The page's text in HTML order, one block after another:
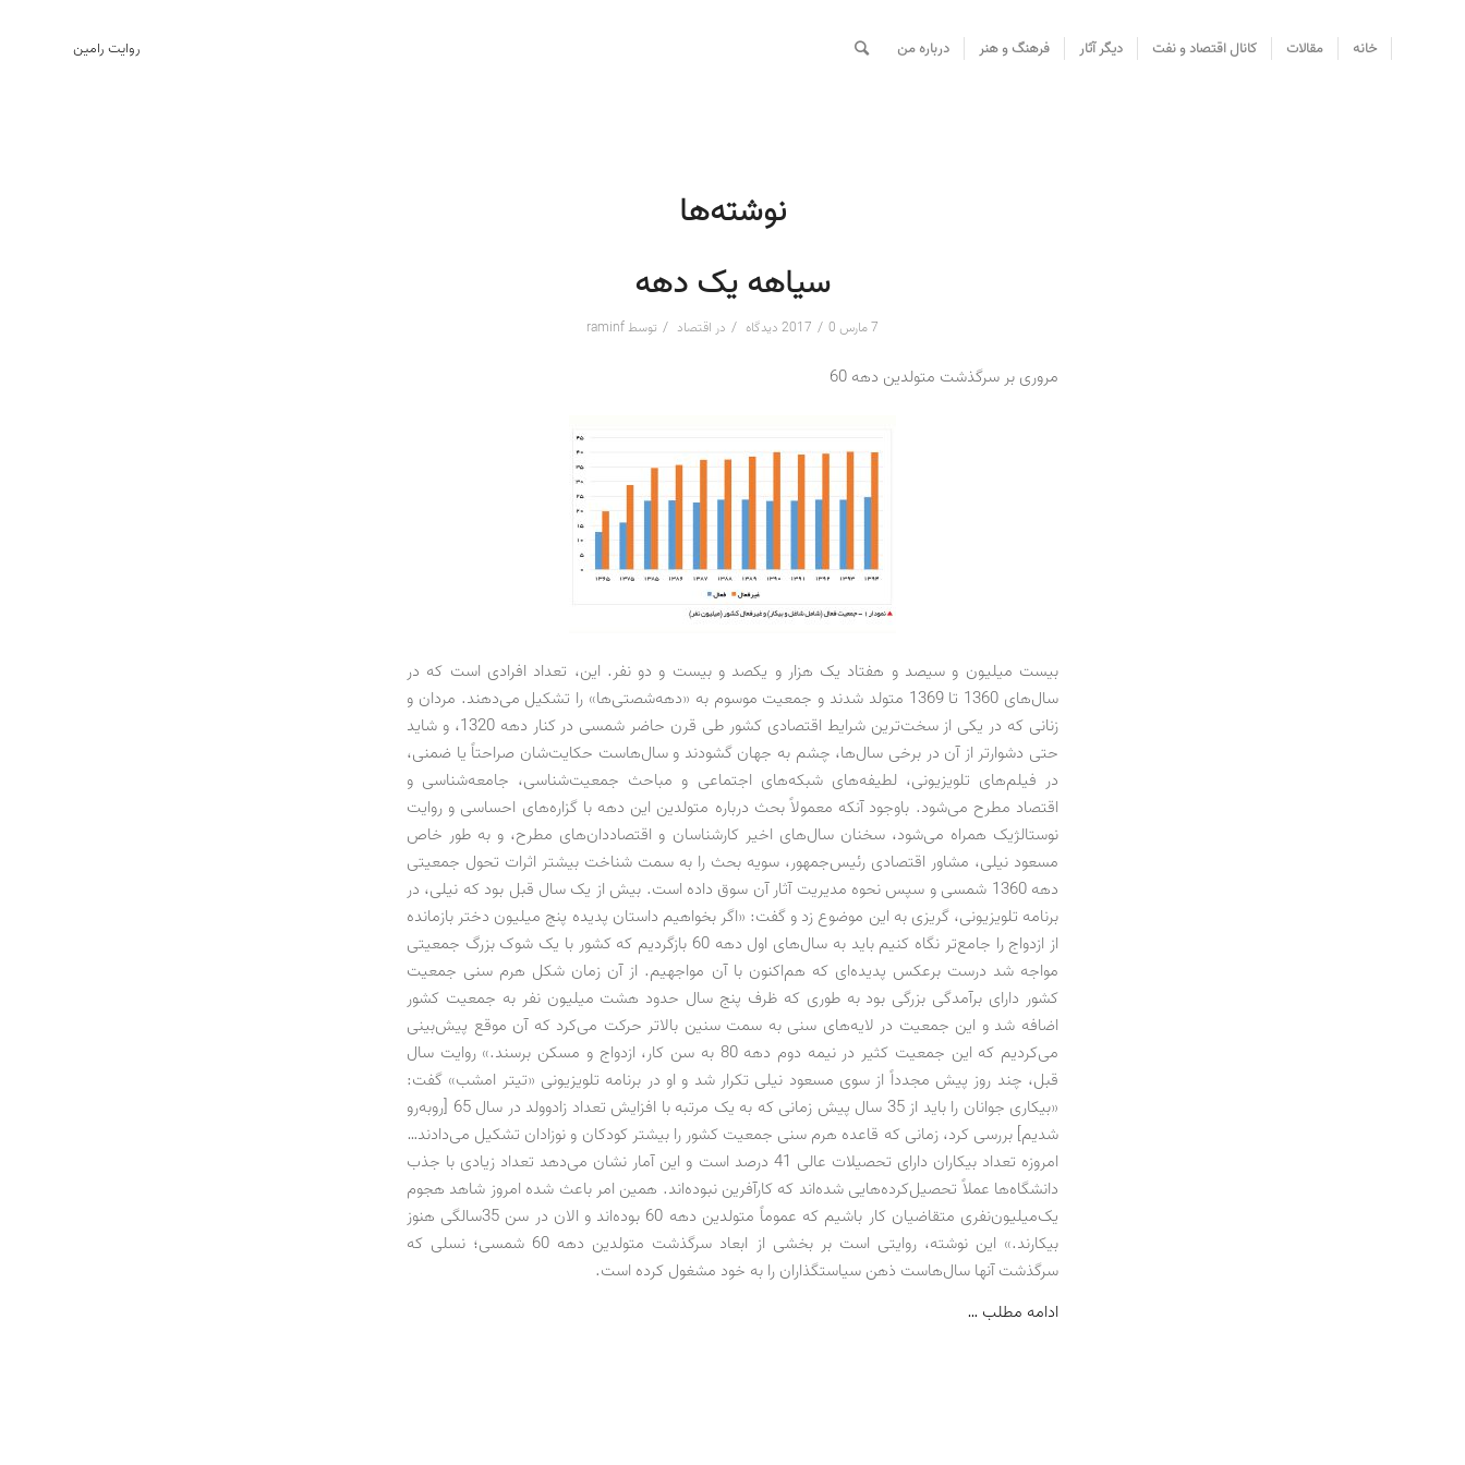
روایت رامین خانه مقالات کانال اقتصاد و نفت دیگر آثار فرهنگ و هنر درباره من
نوشته‌ها
سیاهه یک دهه
7 مارس 2017 / 0 دیدگاه / در اقتصاد / توسط raminf
مروری بر سرگذشت متولدین دهه 60
بیست میلیون و سیصد و هفتاد یک هزار و یکصد و بیست و دو نفر. این، تعداد افرادی است که در
سال‌های 1360 تا 1369 متولد شدند و جمعیت موسوم به «دهه‌شصتی‌ها» را تشکیل می‌دهند. مردان و
زنانی که در یکی از سخت‌ترین شرایط اقتصادی کشور طی قرن حاضر شمسی در کنار دهه 1320، و شاید
حتی دشوارتر از آن در برخی سال‌ها، چشم به جهان گشودند و سال‌هاست حکایت‌شان صراحتاً یا ضمنی،
در فیلم‌های تلویزیونی، لطیفه‌های شبکه‌های اجتماعی و مباحث جمعیت‌شناسی، جامعه‌شناسی و
اقتصاد مطرح می‌شود. باوجود آنکه معمولاً بحث درباره متولدین این دهه با گزاره‌های احساسی و روایت
نوستالژیک همراه می‌شود، سخنان سال‌های اخیر کارشناسان و اقتصاددان‌های مطرح، و به طور خاص
مسعود نیلی، مشاور اقتصادی رئیس‌جمهور، سویه بحث را به سمت شناخت بیشتر اثرات تحول جمعیتی
دهه 1360 شمسی و سپس نحوه مدیریت آثار آن سوق داده است. بیش از یک سال قبل بود که نیلی، در
برنامه تلویزیونی، گریزی به این موضوع زد و گفت: «اگر بخواهیم داستان پدیده پنج میلیون دختر بازمانده
از ازدواج را جامع‌تر نگاه کنیم باید به سال‌های اول دهه 60 بازگردیم که کشور با یک شوک بزرگ جمعیتی
مواجه شد درست برعکس پدیده‌ای که هم‌اکنون با آن مواجهیم. از آن زمان شکل هرم سنی جمعیت
کشور دارای برآمدگی بزرگی بود به طوری که ظرف پنج سال حدود هشت میلیون نفر به جمعیت کشور
اضافه شد و این جمعیت در لایه‌های سنی به سمت سنین بالاتر حرکت می‌کرد که آن موقع پیش‌بینی
می‌کردیم که این جمعیت کثیر در نیمه دوم دهه 80 به سن کار، ازدواج و مسکن برسند.» روایت سال
قبل، چند روز پیش مجدداً از سوی مسعود نیلی تکرار شد و او در برنامه تلویزیونی «تیتر امشب» گفت:
«بیکاری جوانان را باید از 35 سال پیش زمانی که به یک مرتبه با افزایش تعداد زاد‌‌و‌‌ولد در سال 65 [روبه‌رو
شدیم] بررسی کرد، زمانی که قاعده هرم سنی جمعیت کشور را بیشتر کودکان و نوزادان تشکیل می‌دادند…
امروزه تعداد بیکاران دارای تحصیلات عالی 41 درصد است و این آمار نشان می‌دهد تعداد زیادی با جذب
دانشگاه‌ها عملاً تحصیل‌کرده‌هایی شده‌اند که کارآفرین نبوده‌اند. همین امر باعث شده امروز شاهد هجوم
یک‌میلیون‌نفری متقاضیان کار باشیم که عموماً متولدین دهه 60 بوده‌اند و الان در سن 35‌سالگی هنوز
بیکارند.» این نوشته، روایتی است بر بخشی از ابعاد سرگذشت متولدین دهه 60 شمسی؛ نسلی که
سرگذشت آنها سال‌هاست ذهن سیاستگذاران را به خود مشغول کرده است.
ادامه مطلب …